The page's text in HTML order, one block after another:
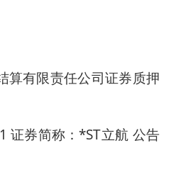
算有限责任公司证券质押
证券简称：*ST立航 公告